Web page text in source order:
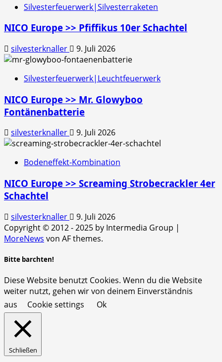
Silvesterfeuerwerk|Silvesterraketen
NICO Europe >> Pfiffikus 10er Schachtel
silvesterknaller 9. Juli 2026
Silvesterfeuerwerk|Leuchtfeuerwerk
NICO Europe >> Mr. Glowyboo
Fontänenbatterie
silvesterknaller 9. Juli 2026
Bodeneffekt-Kombination
NICO Europe >> Screaming Strobecrackler 4er
Schachtel
silvesterknaller
9. Juli 2026
Copyright © 2012 - 2025 by Intermedia Group |
MoreNews von AF themes.
Bitte barchten!
Diese Website benutzt Cookies. Wenn du die Website
weiter nutzt, gehen wir von deinem Einverständnis
aus
Cookie settings Ok
Schließen